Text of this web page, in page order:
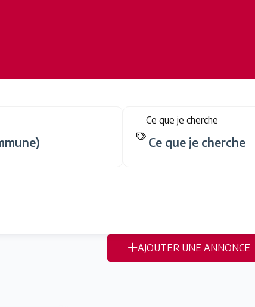
Ce que je cherche
AJOUTER UNE ANNONCE